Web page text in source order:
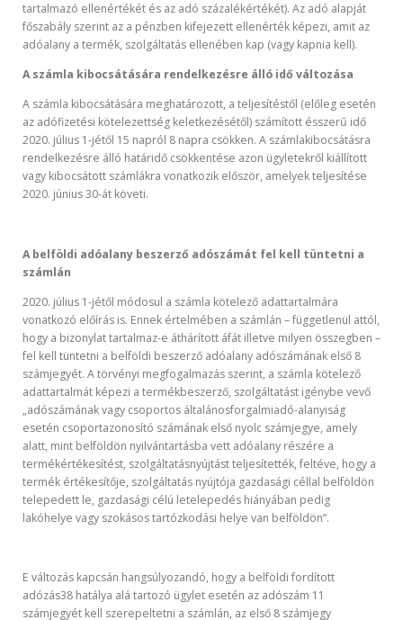
tartalmazó ellenértékét és az adó százalékértékét). Az adó alapját
főszabály szerint az a pénzben kifejezett ellenérték képezi, amit az
adóalany a termék, szolgáltatás ellenében kap (vagy kapnia kell).
A számla kibocsátására rendelkezésre álló idő változása
A számla kibocsátására meghatározott, a teljesítéstől (előleg esetén
az adófizetési kötelezettség keletkezésétől) számított ésszerű idő
2020. július 1-jétől 15 napról 8 napra csökken. A számlakibocsátásra
rendelkezésre álló határidő csökkentése azon ügyletekről kiállított
vagy kibocsátott számlákra vonatkozik először, amelyek teljesítése
2020. június 30-át követi.
A belföldi adóalany beszerző adószámát fel kell tüntetni a
számlán
2020. július 1-jétől módosul a számla kötelező adattartalmára
vonatkozó előírás is. Ennek értelmében a számlán – függetlenül attól,
hogy a bizonylat tartalmaz-e áthárított áfát illetve milyen összegben –
fel kell tüntetni a belföldi beszerző adóalany adószámának első 8
számjegyét. A törvényi megfogalmazás szerint, a számla kötelező
adattartalmát képezi a termékbeszerző, szolgáltatást igénybe vevő
„adószámának vagy csoportos általánosforgalmiadó-alanyiság
esetén csoportazonosító számának első nyolc számjegye, amely
alatt, mint belföldön nyilvántartásba vett adóalany részére a
termékértékesítést, szolgáltatásnyújtást teljesítették, feltéve, hogy a
termék értékesítője, szolgáltatás nyújtója gazdasági céllal belföldön
telepedett le, gazdasági célú letelepedés hiányában pedig
lakóhelye vagy szokásos tartózkodási helye van belföldön”.
E változás kapcsán hangsúlyozandó, hogy a belföldi fordított
adózás38 hatálya alá tartozó ügylet esetén az adószám 11
számjegyét kell szerepeltetni a számlán, az első 8 számjegy